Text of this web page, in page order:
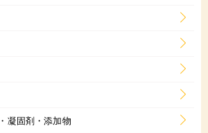
凝固剤・添加物